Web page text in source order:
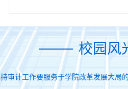
校园风
审计工作要服务于学院改革发展大局